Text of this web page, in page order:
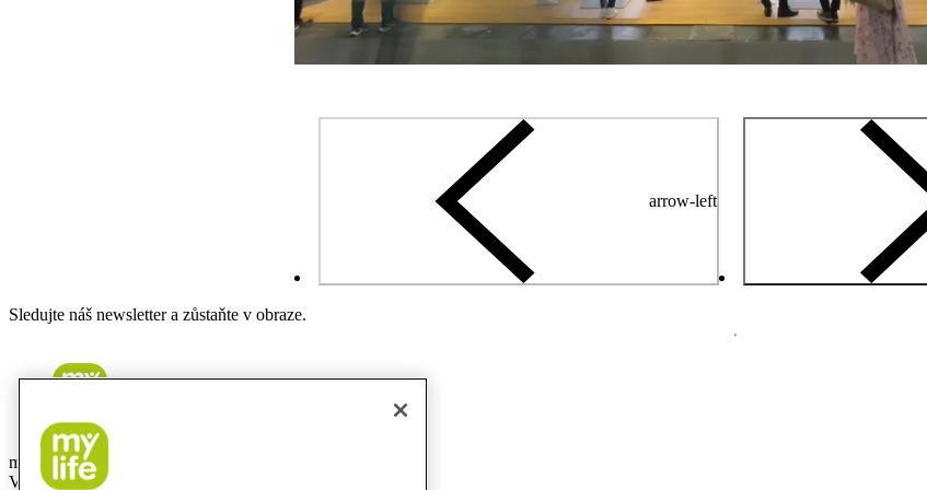
arrow-left
Sledujte náš newsletter a zůstaňte v obraze.
mylife Diabetes Care s.r.o.
Vinohradská 1597/174